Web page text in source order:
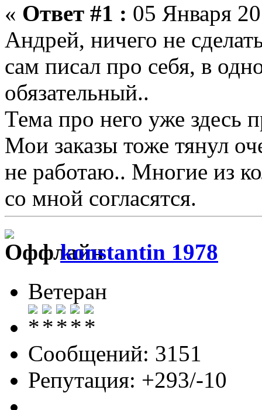
« Ответ #1 : 05 Января
Андрей, ничего не
сам писал про себя, в
обязательный..
Тема про него уже здесь
Мои заказы тоже тянул
не работаю.. Многие из
со мной согласятся.
konstantin 1978
Ветеран
Сообщений: 3151
Репутация: +293/-10